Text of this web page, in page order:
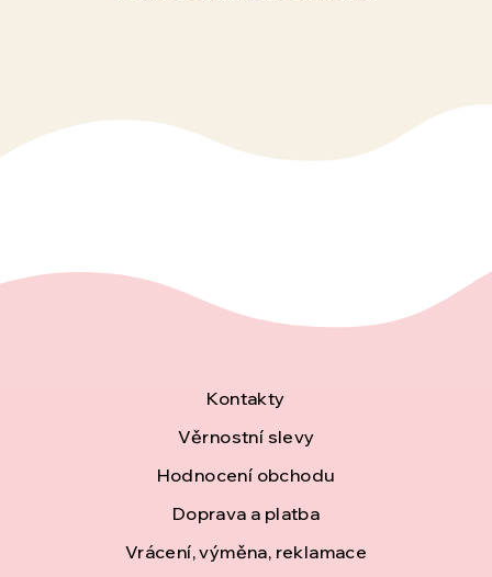
Kontakty
Věrnostní slevy
Hodnocení obchodu
Doprava a platba
Vrácení, výměna, reklamace